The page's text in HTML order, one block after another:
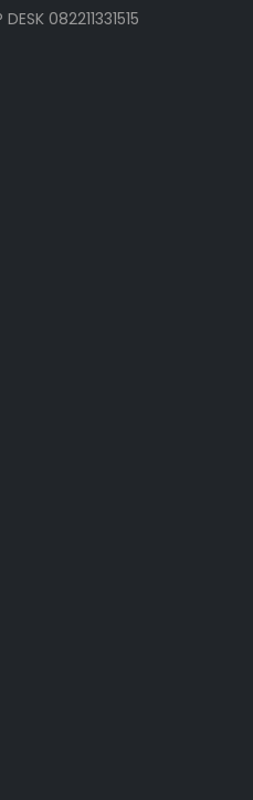
082211331515